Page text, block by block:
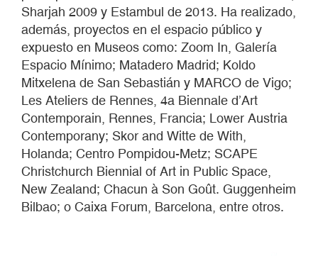
Sharjah 2009 y Estambul de 2013. Ha realizado,
además, proyectos en el espacio público y
expuesto en Museos como: Zoom In, Galería
Espacio Mínimo; Matadero Madrid; Koldo
Mitxelena de San Sebastián y MARCO de Vigo;
Les Ateliers de Rennes, 4a Biennale d’Art
Contemporain, Rennes, Francia; Lower Austria
Contemporany; Skor and Witte de With,
Holanda; Centro Pompidou-Metz; SCAPE
Christchurch Biennial of Art in Public Space,
New Zealand; Chacun à Son Goût. Guggenheim
Bilbao; o Caixa Forum, Barcelona, entre otros.